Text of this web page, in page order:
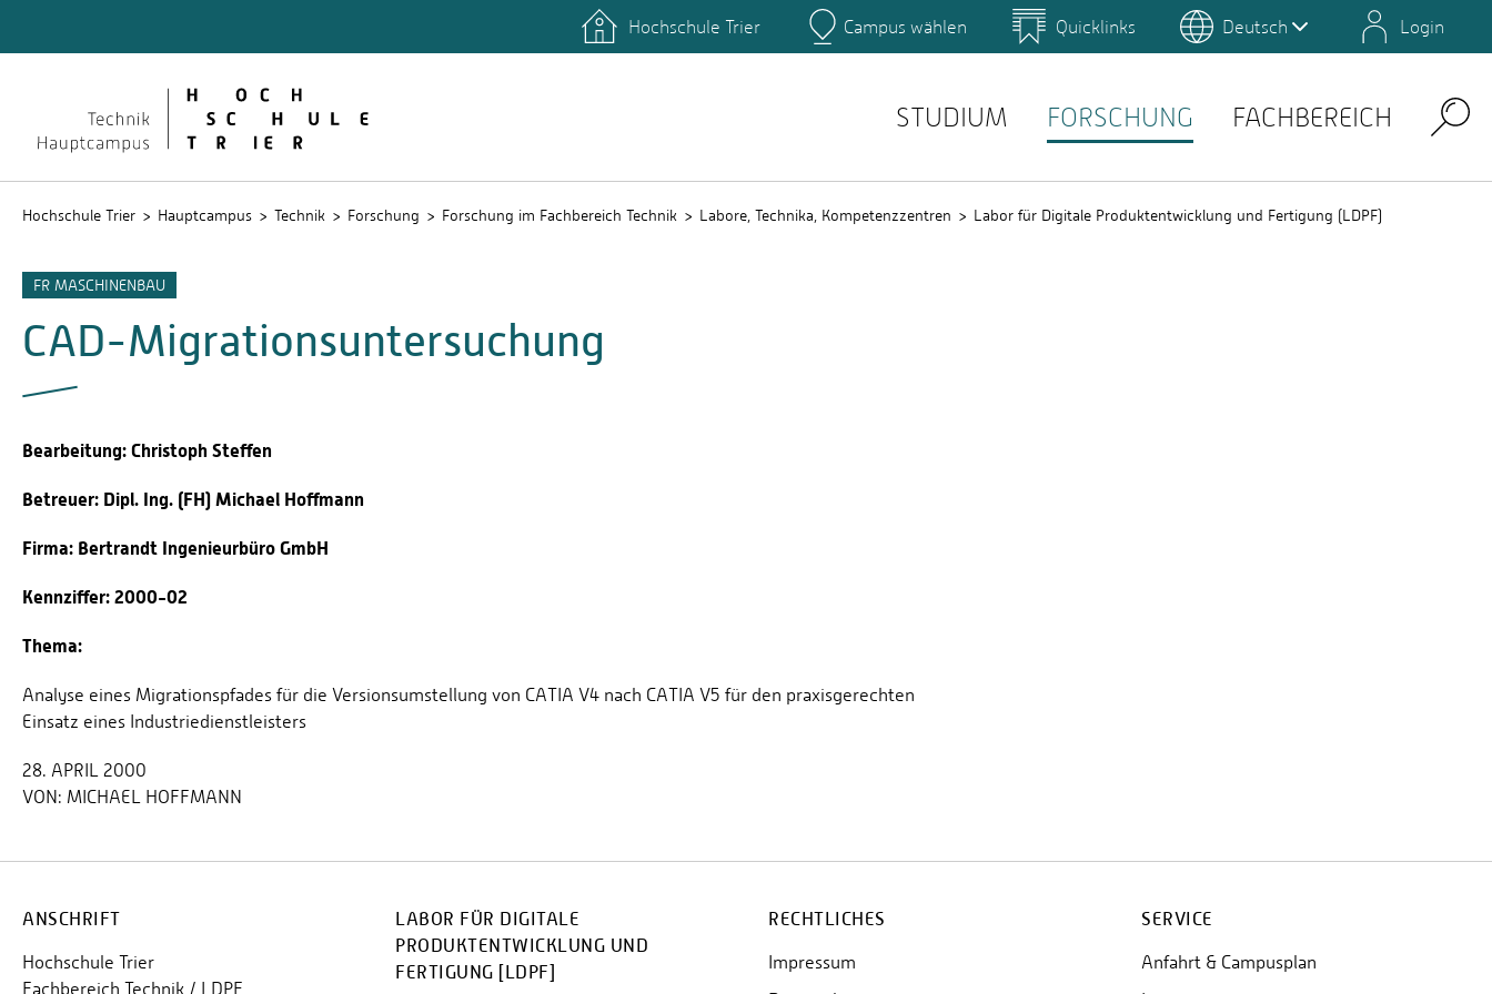
Hauptcampus Campus Gestaltung Umwelt-Campus Birkenfeld
Rechenzentrum
Lernplattformen
Hochschule Trier Campus wählen Quicklinks Deutsch Login
STUDIUM FORSCHUNG FACHBEREICH Search
Hochschule Trier Hauptcampus Technik Forschung Forschung im Fachbereich Technik Labore, Technika, Kompetenzzentren Labor für Digitale Produktentwicklung und Fertigung (LDPF)
FR MASCHINENBAU
CAD-Migrationsuntersuchung
Bearbeitung: Christoph Steffen
Betreuer: Dipl. Ing. (FH) Michael Hoffmann
Firma: Bertrandt Ingenieurbüro GmbH
Kennziffer: 2000-02
Thema:
Analyse eines Migrationspfades für die Versionsumstellung von CATIA V4 nach CATIA V5 für den praxisgerechten
Einsatz eines Industriedienstleisters
28. APRIL 2000
VON: MICHAEL HOFFMANN
ANSCHRIFT
Hochschule Trier
Fachbereich Technik / LDPF
LABOR FÜR DIGITALE
PRODUKTENTWICKLUNG UND
FERTIGUNG [LDPF]
RECHTLICHES
Impressum
SERVICE
Anfahrt & Campusplan